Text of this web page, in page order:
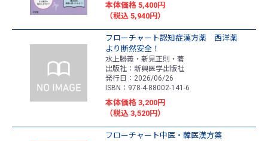
本体価格 5,400円
（税込 5,940円）
フローチャート認知症漢方薬 西洋薬
より断然安全！
水上勝義・新見正則・著
出版社：新興医学出版社
発行日：2026/06/26
ISBN：978-4-88002-141-6
本体価格 3,200円
（税込 3,520円）
フローチャート中医・韓医漢方薬